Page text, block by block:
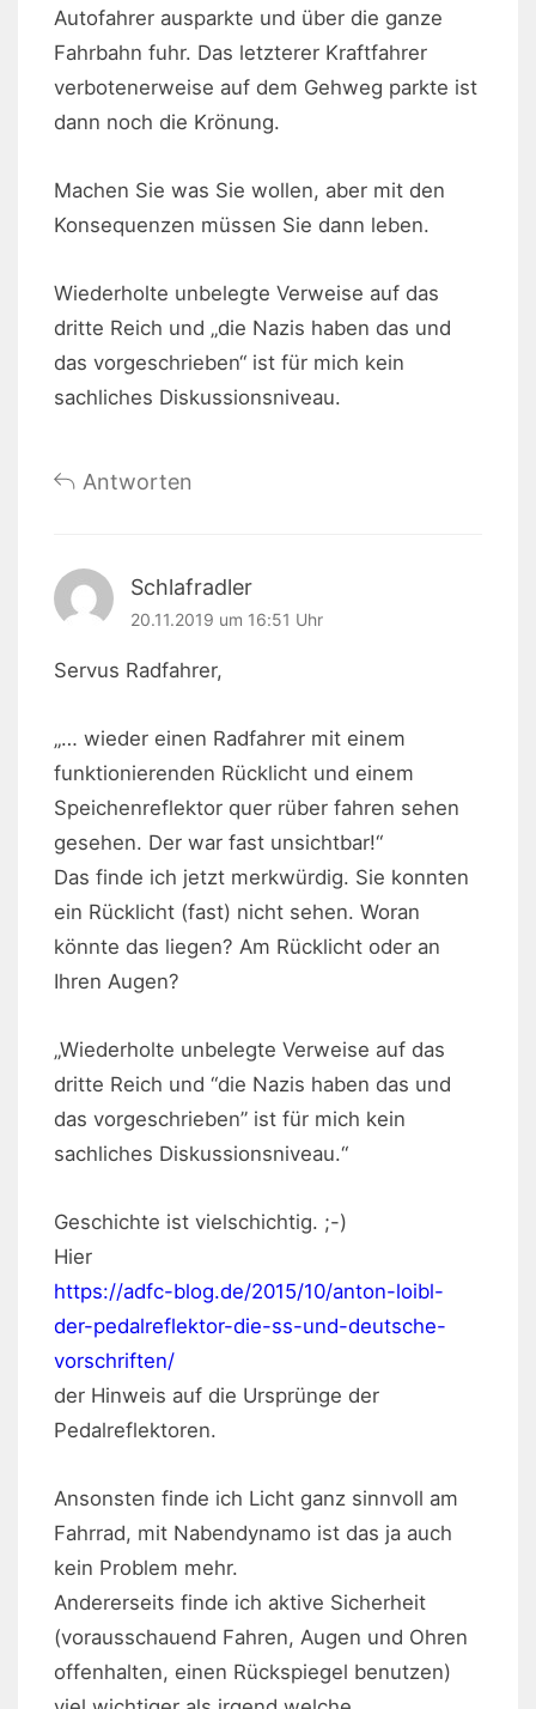
Autofahrer ausparkte und über die ganze
Fahrbahn fuhr. Das letzterer Kraftfahrer
verbotenerweise auf dem Gehweg parkte ist
dann noch die Krönung.
Machen Sie was Sie wollen, aber mit den
Konsequenzen müssen Sie dann leben.
Wiederholte unbelegte Verweise auf das
dritte Reich und „die Nazis haben das und
das vorgeschrieben“ ist für mich kein
sachliches Diskussionsniveau.
Antworten
Schlafradler
20.11.2019 um 16:51 Uhr
Servus Radfahrer,
„… wieder einen Radfahrer mit einem
funktionierenden Rücklicht und einem
Speichenreflektor quer rüber fahren sehen
gesehen. Der war fast unsichtbar!“
Das finde ich jetzt merkwürdig. Sie konnten
ein Rücklicht (fast) nicht sehen. Woran
könnte das liegen? Am Rücklicht oder an
Ihren Augen?
„Wiederholte unbelegte Verweise auf das
dritte Reich und “die Nazis haben das und
das vorgeschrieben” ist für mich kein
sachliches Diskussionsniveau.“
Geschichte ist vielschichtig. ;-)
Hier
https://adfc-blog.de/2015/10/anton-loibl-
der-pedalreflektor-die-ss-und-deutsche-
vorschriften/
der Hinweis auf die Ursprünge der
Pedalreflektoren.
Ansonsten finde ich Licht ganz sinnvoll am
Fahrrad, mit Nabendynamo ist das ja auch
kein Problem mehr.
Andererseits finde ich aktive Sicherheit
(vorausschauend Fahren, Augen und Ohren
offenhalten, einen Rückspiegel benutzen)